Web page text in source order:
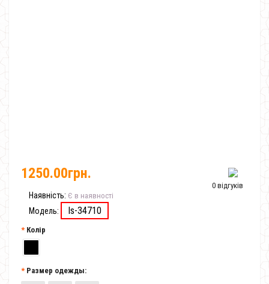
0 відгуків
1250.00грн.
Наявність: Є в наявності
Модель: Is-34710
Колір
Размер одежды: